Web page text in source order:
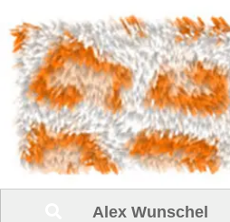
Unter dem Inhalt
Alex Wunschel